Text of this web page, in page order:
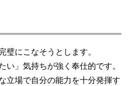
璧にこなそうとします。
い」気持ちが強く奉仕的です。
立場で自分の能力を十分発揮す